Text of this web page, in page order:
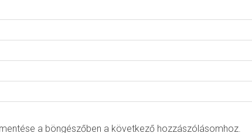
a böngészőben a következő hozzászólásomhoz.